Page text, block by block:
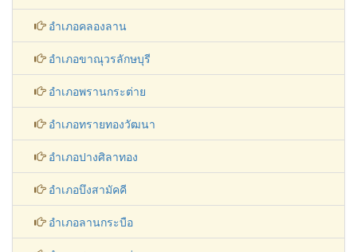
อำเภอคลองลาน
อำเภอขาณุวรลักษบุรี
อำเภอพรานกระต่าย
อำเภอทรายทองวัฒนา
อำเภอปางศิลาทอง
อำเภอบึงสามัคคี
อำเภอลานกระบือ
อำเภอพรานกระต่าย